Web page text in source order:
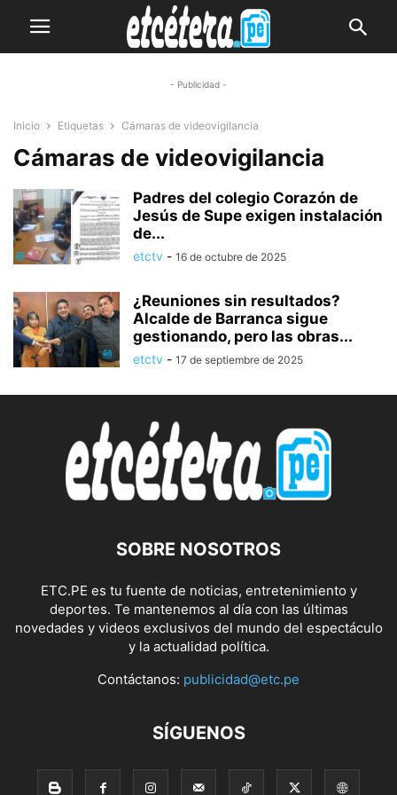
- Publicidad -
Inicio Etiquetas Cámaras de videovigilancia
Cámaras de videovigilancia
Padres del colegio Corazón de
Jesús de Supe exigen instalación
de...
etctv - 16 de octubre de 2025
¿Reuniones sin resultados?
Alcalde de Barranca sigue
gestionando, pero las obras...
etctv - 17 de septiembre de 2025
SOBRE NOSOTROS
ETC.PE es tu fuente de noticias, entretenimiento y
deportes. Te mantenemos al día con las últimas
novedades y videos exclusivos del mundo del espectáculo
y la actualidad política.
Contáctanos: publicidad@etc.pe
SÍGUENOS